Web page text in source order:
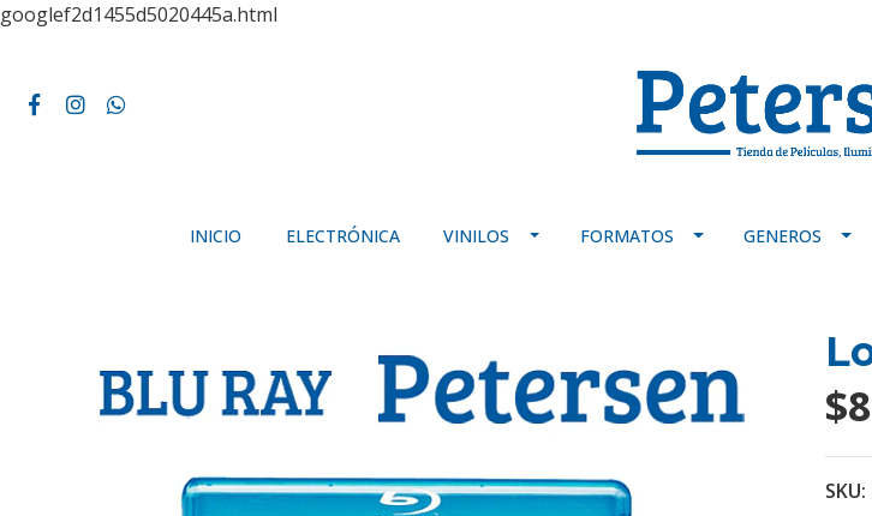
googlef2d1455d5020445a.html
INICIO ELECTRÓNICA VINILOS FORMATOS GENEROS
SKU: